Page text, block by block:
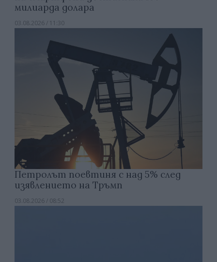
милиарда долара
03.08.2026 / 11:30
Петролът поевтиня с над 5% след
изявлението на Тръмп
03.08.2026 / 08:52